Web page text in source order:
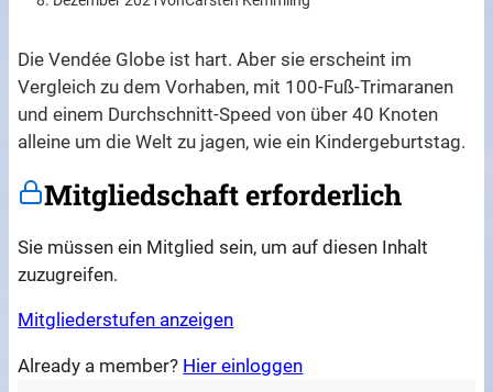
Die Vendée Globe ist hart. Aber sie erscheint im
Vergleich zu dem Vorhaben, mit 100-Fuß-Trimaranen
und einem Durchschnitt-Speed von über 40 Knoten
alleine um die Welt zu jagen, wie ein Kindergeburtstag.
Mitgliedschaft erforderlich
Sie müssen ein Mitglied sein, um auf diesen Inhalt
zuzugreifen.
Mitgliederstufen anzeigen
Already a member? Hier einloggen